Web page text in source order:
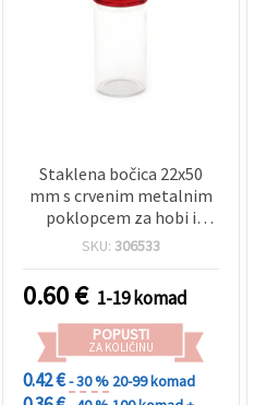
Staklena bočica 22x50
mm s crvenim metalnim
poklopcem za hobi i
rukotvorine
SKU: 306533
0.60€ 1-19 komad
POPUSTI
ZA KOLIČINU
0.42 €- 30 % 20-99 komad